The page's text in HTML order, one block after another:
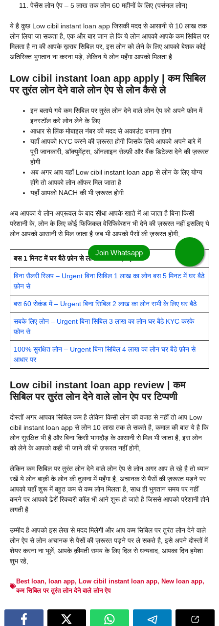
पेसेंस लोन ऐप – 5 लाख तक लोन 60 महीनों के लिए (पर्सनल लोन)
ये है कुछ Low cibil instant loan app जिसकी मदद से आसानी से 10 लाख तक
लोन लिया जा सकता है, एक और बार जान ले कि ये लोन आपको आपके कम सिबिल पर
मिलता है ना की आपके ख़राब सिबिल पर, इस लोन को लेने के लिए आपको बेशक कोई
अतिरिक्त भुगतान ना करना पड़े, लेकिन ये लोन महँगा आपको मिलता है
Low cibil instant loan app apply | कम सिबिल
पर तुरंत लोन देने वाले लोन ऐप से लोन कैसे ले
इन बताये गये कम सिबिल पर तुरंत लोन देने वाले लोन ऐप को अपने फ़ोन में
इनस्टॉल करे लोन लेने के लिए
आधार से लिंक मोबाइल नंबर की मदद से अकाउंट बनाना होगा
यहाँ आपको KYC करने की ज़रूरत होगी जिसके लिये आपको अपने बारे में
पूरी जानकारी, डॉक्युमेंट्स, ऑनलाइन सेल्फ़ी और बैंक डिटेल्स देने की ज़रूरत
होगी
अब अगर आप यहाँ Low cibil instant loan app से लोन के लिए योग्य
होंगे तो आपको लोन ऑफर मिल जाता है
यहाँ आपको NACH की भी ज़रूरत होगी
अब आपका ये लोन अप्रूवल के बाद सीधा आपके खाते में आ जाता है बिना किसी
परेशानी के, लोन के लिए कोई फिजिकल वेरिफिकेशन भी देने की ज़रूरत नहीं इसलिए ये
लोन आपको आसानी से मिल जाता है जब भी आपको पैसों की ज़रूरत होगी,
बस 1 मिनट में घर बैठे फ़ोन से लोन लेने के लिए पढ़े –
बिना सैलरी स्लिप – Urgent बिना सिबिल 1 लाख का लोन बस 5 मिनट में घर बैठे
फ़ोन से
बस 60 सेकंड में – Urgent बिना सिबिल 2 लाख का लोन सभी के लिए घर बैठे
सबके लिए लोन – Urgent बिना सिबिल 3 लाख का लोन घर बैठे KYC करके
फ़ोन से
100% सुरक्षित लोन – Urgent बिना सिबिल 4 लाख का लोन घर बैठे फ़ोन से
आधार पर
Low cibil instant loan app review | कम
सिबिल पर तुरंत लोन देने वाले लोन ऐप पर टिप्पणी
दोस्तों अगर आपका सिबिल कम है लेकिन किसी लोन की वजह से नहीं तो आप Low
cibil instant loan app से लोन 10 लाख तक ले सकते है, कमाल की बात ये है कि
लोन सुरक्षित भी है और बिना किसी भागदौड़ के आसानी से मिल भी जाता है, इस लोन
को लेने के आपको कही भी जाने की भी ज़रूरत नहीं होगी,
लेकिन कम सिबिल पर तुरंत लोन देने वाले लोन ऐप से लोन अगर आप ले रहे है तो ध्यान
रखें ये लोन बाक़ी के लोन की तुलना में महँगा है, अचानक से पैसों की ज़रूरत पड़ने पर
आपको यहाँ शुरू में बहुत कम से कम लोन मिलता है, साथ ही भुगतान समय पर नहीं
करने पर आपको ढेरों रिकवरी कॉल भी आने शुरू हो जाते है जिससे आपको परेशानी होने
लगती है
उम्मीद है आपको इस लेख से मदद मिलेगी और आप कम सिबिल पर तुरंत लोन देने वाले
लोन ऐप से लोन अचानक से पैसों की ज़रूरत पड़ने पर ले सकते है, इसे अपने दोस्तों में
शेयर करना ना भूलें, आपके क़ीमती समय के लिए दिल से धन्यवाद, आपका दिन हमेशा
शुभ रहे,
Best loan, loan app, Low cibil instant loan app, New loan app,
कम सिबिल पर तुरंत लोन देने वाले लोन ऐप